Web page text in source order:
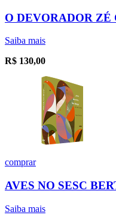
O DEVORADOR ZÉ
Saiba mais
R$ 130,00
comprar
AVES NO SESC
Saiba mais